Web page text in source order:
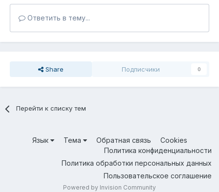
Ответить в тему...
Share Подписчики 0
Перейти к списку тем
Язык Тема Обратная связь
Cookies
Политика конфиденциальности
Политика обработки персональных данных
Пользовательское соглашение
Powered by Invision Community